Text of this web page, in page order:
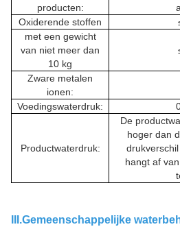
producten:
Oxiderende stoffen
met een gewicht
van niet meer dan
10 kg
Zware metalen
ionen:
Voedingswaterdruk:
Productwaterdruk:
De
hoger dan
hangt af
III.Gemeenschappelijke